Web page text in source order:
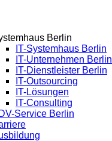
Berlin
IT-Systemhaus Berlin
IT-Unternehmen Berlin
IT-Dienstleister Berlin
IT-Outsourcing
IT-Lösungen
IT-Consulting
Service Berlin